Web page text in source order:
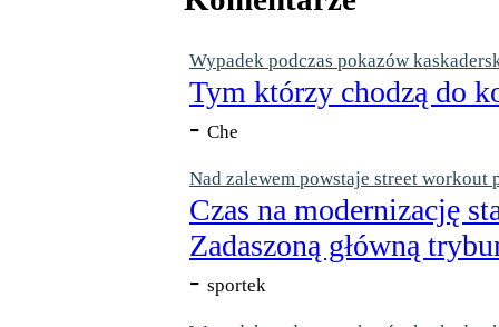
Wypadek podczas pokazów
Tym którzy chodzą do
- Che
Nad zalewem powstaje street workout
Czas na modernizację
Zadaszoną główną
- sportek